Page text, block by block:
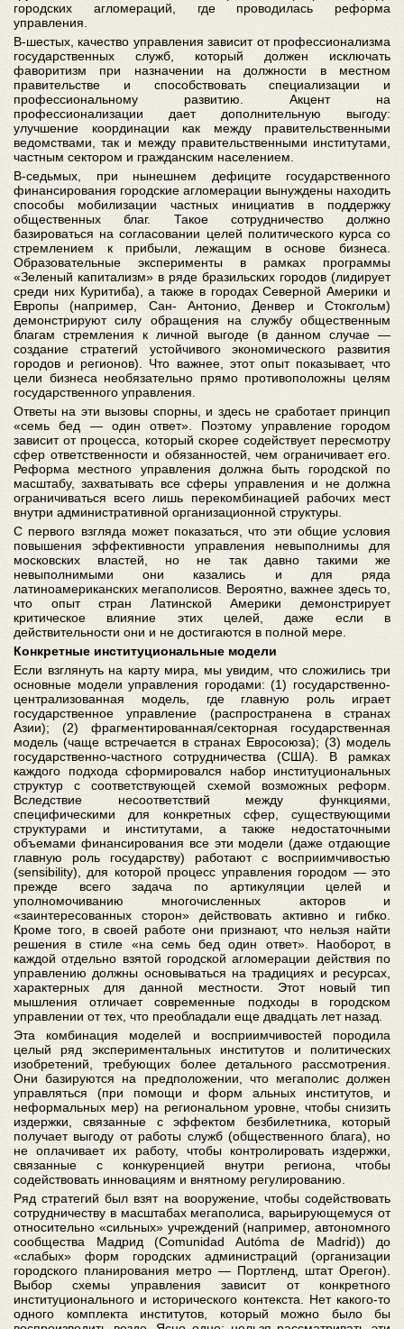
городских агломераций, где проводилась реформа
управления.
В-шестых, качество управления зависит от профессионализма
государственных служб, который должен исключать
фаворитизм при назначении на должности в местном
правительстве и способствовать специализации и
профессиональному развитию. Акцент на
профессионализации дает дополнительную выгоду:
улучшение координации как между правительственными
ведомствами, так и между правительственными институтами,
частным сектором и гражданским населением.
В-седьмых, при нынешнем дефиците государственного
финансирования городские агломерации вынуждены находить
способы мобилизации частных инициатив в поддержку
общественных благ. Такое сотрудничество должно
базироваться на согласовании целей политического курса со
стремлением к прибыли, лежащим в основе бизнеса.
Образовательные эксперименты в рамках программы
«Зеленый капитализм» в ряде бразильских городов (лидирует
среди них Куритиба), а также в городах Северной Америки и
Европы (например, Сан- Антонио, Денвер и Стокгольм)
демонстрируют силу обращения на службу общественным
благам стремления к личной выгоде (в данном случае —
создание стратегий устойчивого экономического развития
городов и регионов). Что важнее, этот опыт показывает, что
цели бизнеса необязательно прямо противоположны целям
государственного управления.
Ответы на эти вызовы спорны, и здесь не сработает принцип
«семь бед — один ответ». Поэтому управление городом
зависит от процесса, который скорее содействует пересмотру
сфер ответственности и обязанностей, чем ограничивает его.
Реформа местного управления должна быть городской по
масштабу, захватывать все сферы управления и не должна
ограничиваться всего лишь перекомбинацией рабочих мест
внутри административной организационной структуры.
С первого взгляда может показаться, что эти общие условия
повышения эффективности управления невыполнимы для
московских властей, но не так давно такими же
невыполнимыми они казались и для ряда
латиноамериканских мегаполисов. Вероятно, важнее здесь то,
что опыт стран Латинской Америки демонстрирует
критическое влияние этих целей, даже если в
действительности они и не достигаются в полной мере.
Конкретные институциональные модели
Если взглянуть на карту мира, мы увидим, что сложились три
основные модели управления городами: (1) государственно-
централизованная модель, где главную роль играет
государственное управление (распространена в странах
Азии); (2) фрагментированная/секторная государственная
модель (чаще встречается в странах Евросоюза); (3) модель
государственно-частного сотрудничества (США). В рамках
каждого подхода сформировался набор институциональных
структур с соответствующей схемой возможных реформ.
Вследствие несоответствий между функциями,
специфическими для конкретных сфер, существующими
структурами и институтами, а также недостаточными
объемами финансирования все эти модели (даже отдающие
главную роль государству) работают с восприимчивостью
(sensibility), для которой процесс управления городом — это
прежде всего задача по артикуляции целей и
уполномочиванию многочисленных акторов и
«заинтересованных сторон» действовать активно и гибко.
Кроме того, в своей работе они признают, что нельзя найти
решения в стиле «на семь бед один ответ». Наоборот, в
каждой отдельно взятой городской агломерации действия по
управлению должны основываться на традициях и ресурсах,
характерных для данной местности. Этот новый тип
мышления отличает современные подходы в городском
управлении от тех, что преобладали еще двадцать лет назад.
Эта комбинация моделей и восприимчивостей породила
целый ряд экспериментальных институтов и политических
изобретений, требующих более детального рассмотрения.
Они базируются на предположении, что мегаполис должен
управляться (при помощи и форм альных институтов, и
неформальных мер) на региональном уровне, чтобы снизить
издержки, связанные с эффектом безбилетника, который
получает выгоду от работы служб (общественного блага), но
не оплачивает их работу, чтобы контролировать издержки,
связанные с конкуренцией внутри региона, чтобы
содействовать инновациям и внятному регулированию.
Ряд стратегий был взят на вооружение, чтобы содействовать
сотрудничеству в масштабах мегаполиса, варьирующемуся от
относительно «сильных» учреждений (например, автономного
сообщества Мадрид (Comunidad Autóma de Madrid)) до
«слабых» форм городских администраций (организации
городского планирования метро — Портленд, штат Орегон).
Выбор схемы управления зависит от конкретного
институционального и исторического контекста. Нет какого-то
одного комплекта институтов, который можно было бы